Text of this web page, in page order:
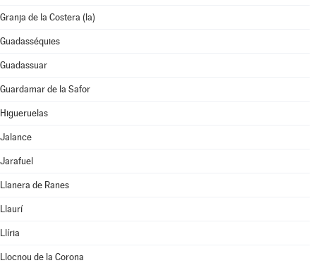
Granja de la Costera (la)
Guadasséquies
Guadassuar
Guardamar de la Safor
Higueruelas
Jalance
Jarafuel
Llanera de Ranes
Llaurí
Llíria
Llocnou de la Corona